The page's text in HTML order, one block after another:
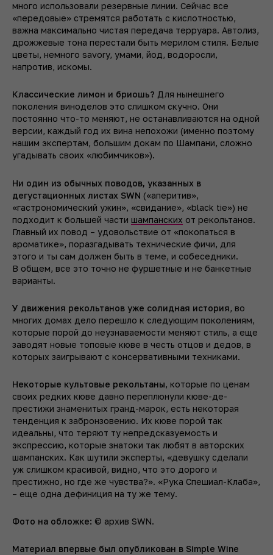
много использовали резервные линии. Сейчас все
«передовые» стремятся работать с кислотностью,
важна максимально чистая передача терруара. Автолиз,
дрожжевые тона перестали быть мерилом стиля. Белые
цветы, немного savory, умами, йод, водоросли,
напротив, искомы.
Классические лимон и бриошь? Для нынешнего
поколения виноделов это слишком скучно. Они
постоянно что-то меняют, не останавливаются на одной
версии, каждый год их вина непохожи (именно поэтому
нашим экспертам, большим докам по Шампани, сложно
угадывать своих «любимчиков»).
Ни один из обычных поводов, указанных в
дегустационных листах SWN («аперитив»,
«гастрономический ужин», «свидание», «black tie») не
подходит к большей части шампанских от рекольтанов.
Главный их повод – удовольствие от «покопаться в
ароматике», поразгадывать технические фичи, для
этого и ты сам должен быть в теме, и собеседники.
В общем, все это точно не фуршетные и не банкетные
варианты.
У движения рекольтанов уже солидная история, во
многих домах дело перешло к следующим поколениям,
которые порой до неузнаваемости меняют стиль, а еще
заводят новые топовые кюве в честь отцов и дедов, в
которых заигрывают с консервативными техниками.
Некоторые культовые рекольтаны, которые по ценам
своих редких кюве давно переплюнули кюве-де-
престижи знаменитых гранд-марок, есть некоторая
тенденция к забронзовению. Их кюве порой так
идеальны, что теряют ту непредсказуемость и
экспрессию, которые знатоки так любят в авторских
шампанских. Как шутили эксперты, «девушку сделали
уж слишком красивой, видно, что это дорого и
престижно, но где же чувства?». «Рука Спешиал-Клаба»,
– еще одна дефиниция на ту же тему.
Фото на обложке: © архив SWN.
Материал впервые был опубликован в Simple Wine